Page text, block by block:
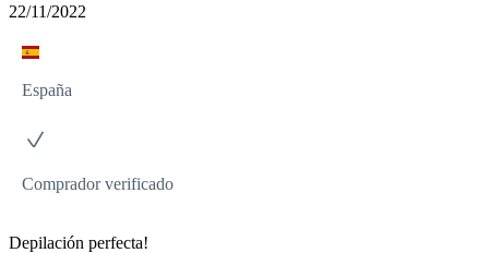
22/11/2022
España
Comprador verificado
Depilación perfecta!